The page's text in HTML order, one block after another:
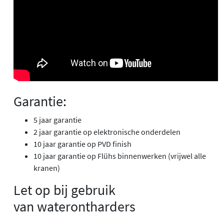
Garantie:
5 jaar garantie
2 jaar garantie op elektronische onderdelen
10 jaar garantie op PVD finish
10 jaar garantie op Flühs binnenwerken (vrijwel alle
kranen)
Let op bij gebruik
van waterontharders